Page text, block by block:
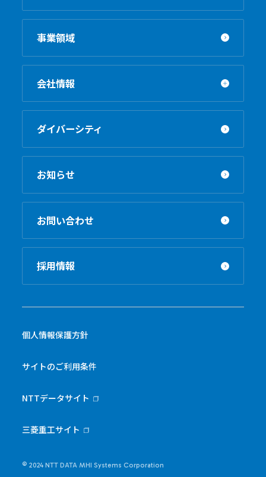
事業領域
会社情報
ダイバーシティ
お知らせ
お問い合わせ
採用情報
個人情報保護方針
サイトのご利用条件
NTTデータサイト
三菱重工サイト
© 2024 NTT DATA MHI Systems Corporation